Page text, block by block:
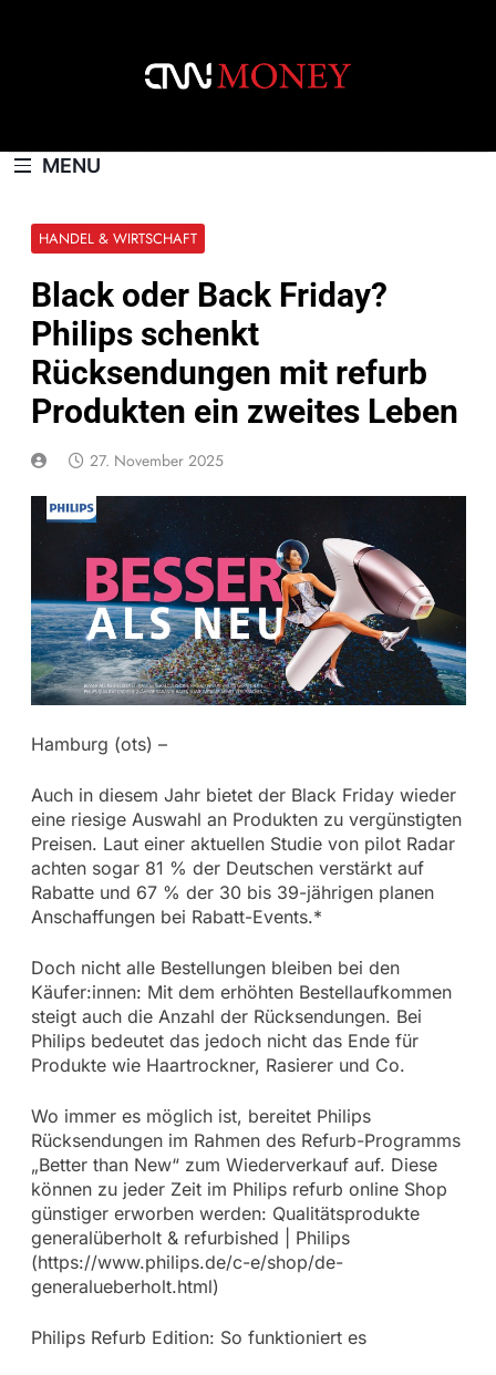
MENU
HANDEL & WIRTSCHAFT
Black oder Back Friday?
Philips schenkt
Rücksendungen mit refurb
Produkten ein zweites Leben
27. November 2025
Hamburg (ots) –
Auch in diesem Jahr bietet der Black Friday wieder
eine riesige Auswahl an Produkten zu vergünstigten
Preisen. Laut einer aktuellen Studie von pilot Radar
achten sogar 81 % der Deutschen verstärkt auf
Rabatte und 67 % der 30 bis 39-jährigen planen
Anschaffungen bei Rabatt-Events.*
Doch nicht alle Bestellungen bleiben bei den
Käufer:innen: Mit dem erhöhten Bestellaufkommen
steigt auch die Anzahl der Rücksendungen. Bei
Philips bedeutet das jedoch nicht das Ende für
Produkte wie Haartrockner, Rasierer und Co.
Wo immer es möglich ist, bereitet Philips
Rücksendungen im Rahmen des Refurb-Programms
„Better than New“ zum Wiederverkauf auf. Diese
können zu jeder Zeit im Philips refurb online Shop
günstiger erworben werden: Qualitätsprodukte
generalüberholt & refurbished | Philips
(https://www.philips.de/c-e/shop/de-
generalueberholt.html)
Philips Refurb Edition: So funktioniert es